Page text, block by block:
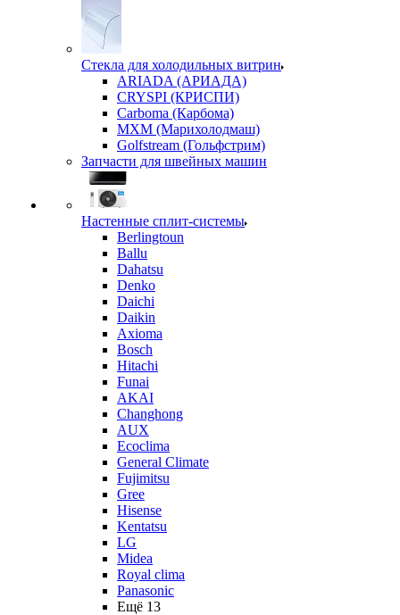
Стекла для холодильных витрин
ARIADA (АРИАДА)
CRYSPI (КРИСПИ)
Carboma (Карбома)
MXM (Марихолодмаш)
Golfstream (Гольфстрим)
Запчасти для швейных машин
Настенные сплит-системы
Berlingtoun
Ballu
Dahatsu
Denko
Daichi
Daikin
Axioma
Bosch
Hitachi
Funai
AKAI
Changhong
AUX
Ecoclima
General Climate
Fujimitsu
Gree
Hisense
Kentatsu
LG
Midea
Royal clima
Panasonic
Ещё 13